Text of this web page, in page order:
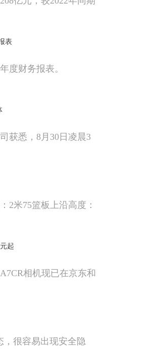
表
度财务报表。
获悉，8月30日凌晨3
2米75篮板上沿高度：
起
相机现已在京东和
，很容易出现安全隐